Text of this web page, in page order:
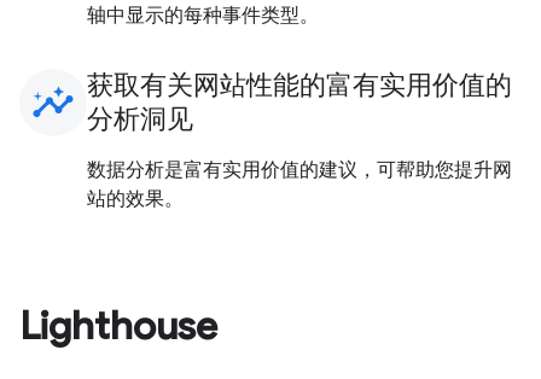
轴中显示的每种事件类型。
insights 获取有关网站性能的富有实用价值的
分析洞见
数据分析是富有实用价值的建议，可帮助您提升网
站的效果。
Lighthouse